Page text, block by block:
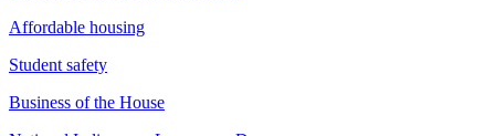
Affordable housing
Student safety
Business of the House